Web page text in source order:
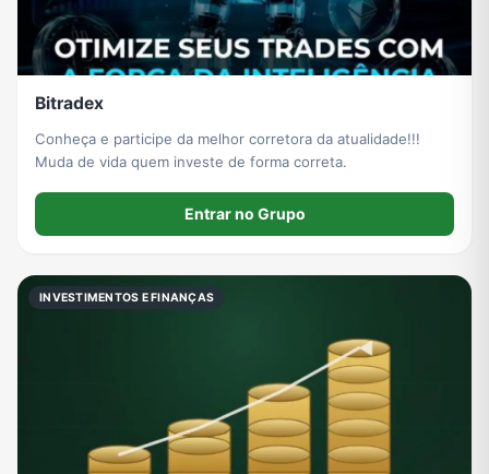
Bitradex
Conheça e participe da melhor corretora da atualidade!!!
Muda de vida quem investe de forma correta.
Entrar no Grupo
INVESTIMENTOS E FINANÇAS